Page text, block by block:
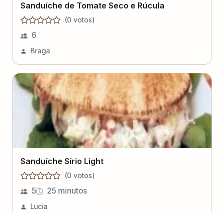
Sanduíche de Tomate Seco e Rúcula
(0 votos)
6
Braga
Sanduíche Sírio Light
(0 votos)
5 25 minutos
Lucia